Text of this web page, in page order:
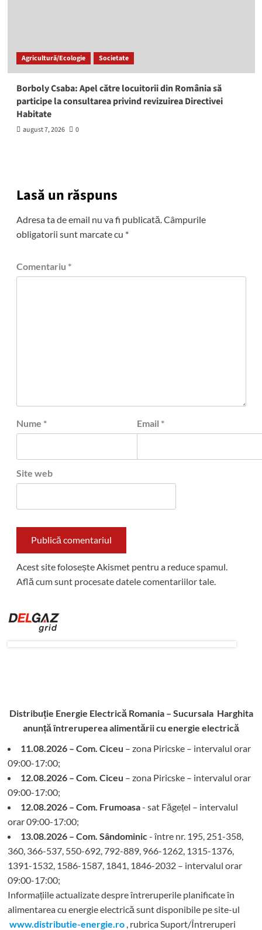
Agricultură/Ecologie Societate
Borboly Csaba: Apel către locuitorii din România să
participe la consultarea privind revizuirea Directivei
Habitate
august 7, 2026 0
Lasă un răspuns
Adresa ta de email nu va fi publicată. Câmpurile
obligatorii sunt marcate cu *
Comentariu *
Nume * Email *
Site web
Acest site folosește Akismet pentru a reduce spamul.
Află cum sunt procesate datele comentariilor tale.
Distribuție Energie Electrică Romania – Sucursala Harghita
anunță întreruperea alimentării cu energie electrică
11.08.2026 – Com. Ciceu – zona Piricske – intervalul orar
09:00-17:00;
12.08.2026 – Com. Ciceu – zona Piricske – intervalul orar
09:00-17:00;
12.08.2026 – Com. Frumoasa- sat Făgețel – intervalul
orar 09:00-17:00;
13.08.2026 – Com. Sândominic - între nr. 195, 251-358,
360, 366-537, 550-692, 792-889, 966-1262, 1315-1376,
1391-1532, 1586-1587, 1841, 1846-2032 – intervalul orar
09:00-17:00;
Informațiile actualizate despre întreruperile planificate în
alimentarea cu energie electrică sunt disponibile pe site-ul
www.distributie-energie.ro , rubrica Suport/Întreruperi